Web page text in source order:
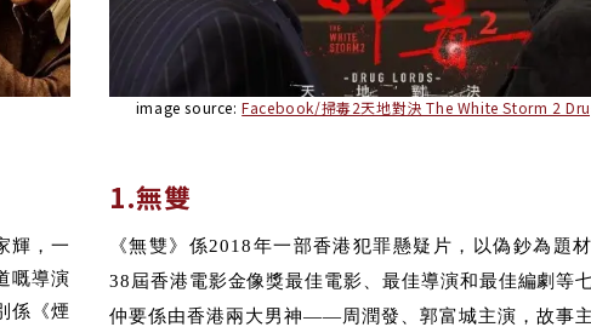
image source: Facebook/掃毒2天地對決 The White Storm 2
輝，一
嘅導演
係《煙
1.無雙
《無雙》係2018年一部香港犯罪懸疑片 ，以偽鈔為題
38屆香港電影金像獎最佳電影、最佳導演和最佳編劇等
仲要係由香港兩大男神——周潤發 、郭富城主演，故事